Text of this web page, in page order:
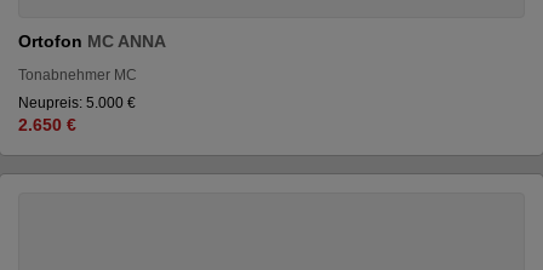
Ortofon MC ANNA
Tonabnehmer MC
Neupreis: 5.000 €
2.650 €